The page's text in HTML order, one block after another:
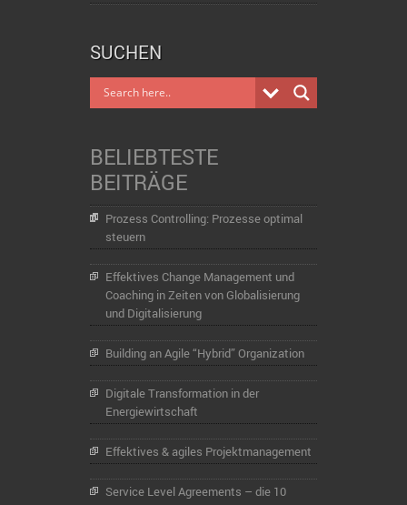
SUCHEN
BELIEBTESTE
BEITRÄGE
Prozess Controlling: Prozesse optimal
steuern
Effektives Change Management und
Coaching in Zeiten von Globalisierung
und Digitalisierung
Building an Agile “Hybrid” Organization
Digitale Transformation in der
Energiewirtschaft
Effektives & agiles Projektmanagement
Service Level Agreements – die 10